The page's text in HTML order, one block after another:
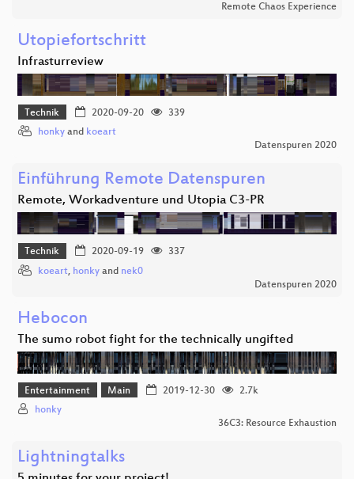
Remote Chaos Experience
Utopiefortschritt
Infrasturreview
Technik 2020-09-20
339
honky and koeart
Datenspuren 2020
Einführung Remote Datenspuren
Remote, Workadventure und Utopia C3-PR
Technik 2020-09-19
337
koeart, honky and nek0
Datenspuren 2020
Hebocon
The sumo robot fight for the technically ungifted
Entertainment Main 2019-12-30
2.7k
honky
36C3: Resource Exhaustion
Lightningtalks